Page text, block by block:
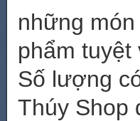
những
phẩm
Số lượng
Thúy Shop